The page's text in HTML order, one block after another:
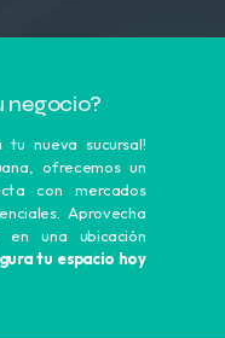
tu nueva sucursal!
ofrecemos un
con mercados
Aprovecha
una ubicación
tu espacio hoy
negocio?